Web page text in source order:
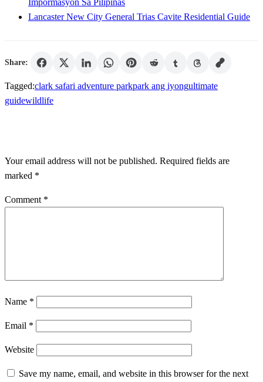
Impormasyon Sa Pilipinas
Lancaster New City General Trias Cavite Residential Guide
Share:
Tagged:clark safari adventure parkpark ang iyongultimate
guidewildlife
Your email address will not be published. Required fields are
marked *
Comment *
Name *
Email *
Website
Save my name, email, and website in this browser for the next